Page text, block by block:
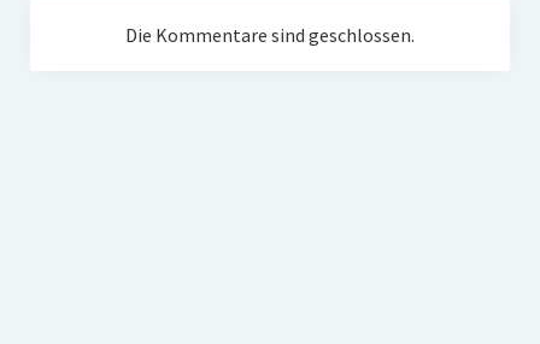
Die Kommentare sind geschlossen.